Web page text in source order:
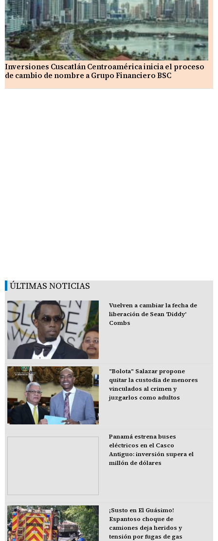
Inversiones Cuscatlán Centroamérica inicia el proceso
de cambio de nombre a Grupo Financiero BSC
ÚLTIMAS NOTICIAS
Vuelven a cambiar la fecha de
liberación de Sean 'Diddy'
Combs
"Bolota" Salazar propone
quitar la custodia de menores
vinculados al crimen y
juzgarlos como adultos
Panamá estrena buses
eléctricos en el Casco
Antiguo: inversión supera el
millón de dólares
¡Susto en El Guásimo!
Espantoso choque de
camiones deja heridos y
tensión por fugas de gas